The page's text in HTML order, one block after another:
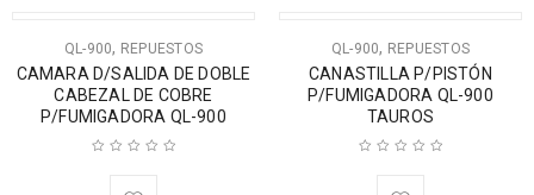
QL-900, REPUESTOS
CAMARA D/SALIDA DE DOBLE
CABEZAL DE COBRE
P/FUMIGADORA QL-900
QL-900, REPUESTOS
CANASTILLA P/PISTÓN
P/FUMIGADORA QL-900
TAUROS